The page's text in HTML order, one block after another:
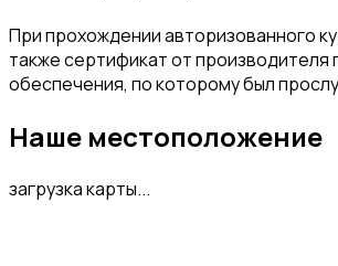
При прохождении авторизованного
также сертификат от производителя
обеспечения, по которому был
Наше местоположение
загрузка карты...